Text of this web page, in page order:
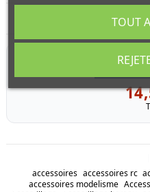
Arbre d’hélice - étambot
accessoires accessoires rc
accessoires modelisme
TOUT